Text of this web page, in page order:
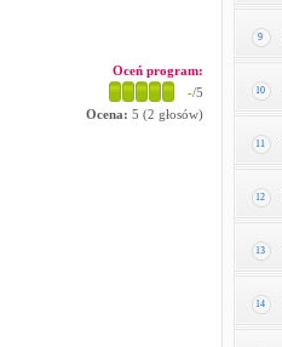
Oceń program:
-/5
Ocena: 5 (2 głosów)
9
10
11
12
13
14